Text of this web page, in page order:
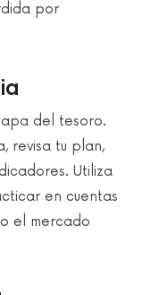
por
del tesoro.
revisa tu plan,
Utiliza
en cuentas
el mercado